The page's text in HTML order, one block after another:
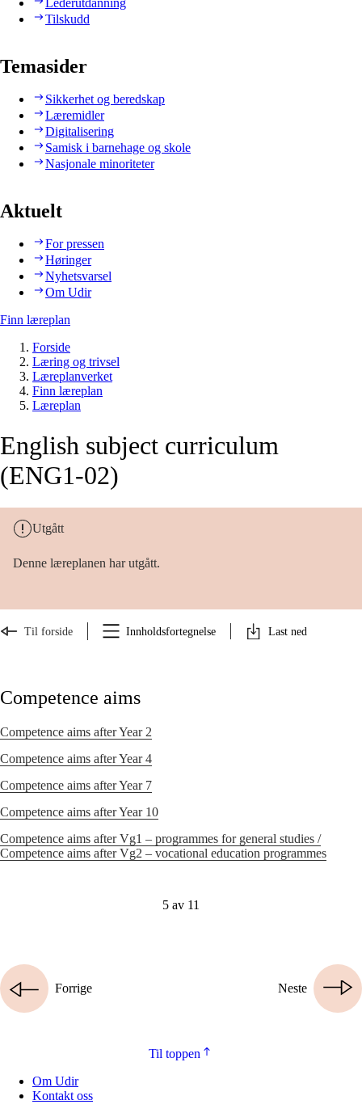
Lederutdanning
Tilskudd
Temasider
Sikkerhet og beredskap
Læremidler
Digitalisering
Samisk i barnehage og skole
Nasjonale minoriteter
Aktuelt
For pressen
Høringer
Nyhetsvarsel
Om Udir
Finn læreplan
Forside
Læring og trivsel
Læreplanverket
Finn læreplan
Læreplan
English subject curriculum
(ENG1-02)
Utgått
Denne læreplanen har utgått.
Til forside Innholdsfortegnelse Last ned
Competence aims
Competence aims after Year 2
Competence aims after Year 4
Competence aims after Year 7
Competence aims after Year 10
Competence aims after Vg1 – programmes for general studies /
Competence aims after Vg2 – vocational education programmes
5 av 11
Neste
Forrige
Til toppen
Om Udir
Kontakt oss